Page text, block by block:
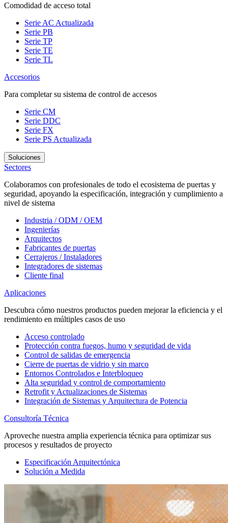
Comodidad de acceso total
Serie AC Actualizada
Serie PB
Serie TP
Serie TE
Serie TL
Accesorios
Para completar su sistema de control de accesos
Serie CM
Serie DDC
Serie FX
Serie PS Actualizada
Soluciones
Sectores
Colaboramos con profesionales de todo el ecosistema de puertas y
seguridad, apoyando la especificación, integración y cumplimiento a
nivel de sistema
Industria / ODM / OEM
Ingenierías
Arquitectos
Fabricantes de puertas
Cerrajeros / Instaladores
Integradores de sistemas
Cliente final
Aplicaciones
Descubra cómo nuestros productos pueden mejorar la eficiencia y el
rendimiento en múltiples casos de uso
Acceso controlado
Protección contra fuegos, humo y seguridad de vida
Control de salidas de emergencia
Cierre de puertas de vidrio y sin marco
Entornos Controlados e Interbloqueo
Alta seguridad y control de comportamiento
Retrofit y Actualizaciones de Sistemas
Integración de Sistemas y Arquitectura de Potencia
Consultoría Técnica
Aproveche nuestra amplia experiencia técnica para optimizar sus
procesos y resultados de proyecto
Especificación Arquitectónica
Solución a Medida